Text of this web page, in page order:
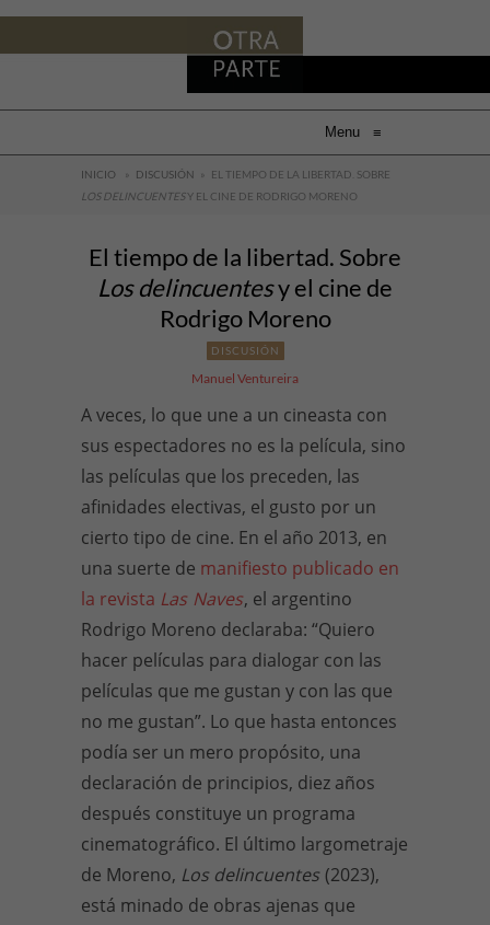
Menu ≡
INICIO » DISCUSIÓN » EL TIEMPO DE LA LIBERTAD. SOBRE
LOS DELINCUENTESY EL CINE DE RODRIGO MORENO
El tiempo de la libertad. Sobre
Los delincuentesy el cine de
Rodrigo Moreno
DISCUSIÓN
Manuel Ventureira
A veces, lo que une a un cineasta con
sus espectadores no es la película, sino
las películas que los preceden, las
afinidades electivas, el gusto por un
cierto tipo de cine. En el año 2013, en
una suerte de manifiesto publicado en
la revista Las Naves, el argentino
Rodrigo Moreno declaraba: “Quiero
hacer películas para dialogar con las
películas que me gustan y con las que
no me gustan”. Lo que hasta entonces
podía ser un mero propósito, una
declaración de principios, diez años
después constituye un programa
cinematográfico. El último largometraje
de Moreno, Los delincuentes (2023),
está minado de obras ajenas que